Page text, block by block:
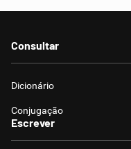
Consultar
Dicionário
Conjugação
Escrever